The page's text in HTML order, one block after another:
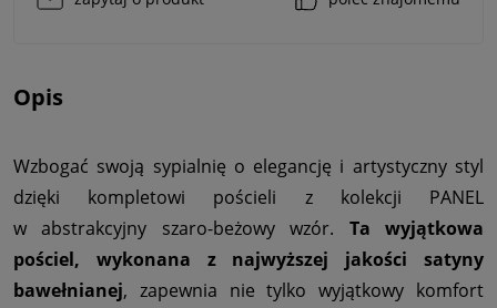
Opis
Wzbogać swoją sypialnię o elegancję i artystyczny styl
dzięki kompletowi pościeli z kolekcji PANEL
w abstrakcyjny szaro-beżowy wzór. Ta wyjątkowa
pościel, wykonana z najwyższej jakości satyny
bawełnianej, zapewnia nie tylko wyjątkowy komfort